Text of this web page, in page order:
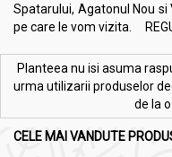
Spatarului, Agatonul Nou
pe care le vom vizita.
Planteea nu isi asuma
urma utilizarii produselor
de la
CELE MAI VANDUTE